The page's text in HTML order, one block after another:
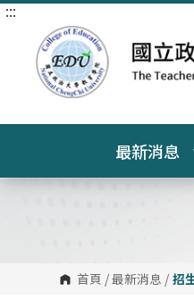
跳
:::
最新消息
首頁 /最新消息 / 招